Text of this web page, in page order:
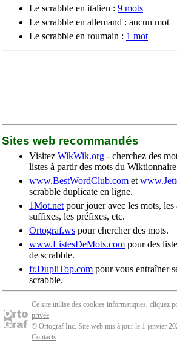
Le scrabble en italien : 9 mots
Le scrabble en allemand : aucun mot
Le scrabble en roumain : 1 mot
Sites web recommandés
Visitez WikWik.org - cherchez des
listes à partir des mots du
www.BestWordClub.com et
scrabble duplicate en ligne.
1Mot.net pour jouer avec les mots, les
suffixes, les préfixes, etc.
Ortograf.ws pour chercher des mots.
www.ListesDeMots.com pour des
de scrabble.
fr.DupliTop.com pour vous entraîner
scrabble.
Ce site utilise des cookies informatiques, cliquez
privée.
© Ortograf Inc. Site web mis à jour le 1 janvier
Contacts.